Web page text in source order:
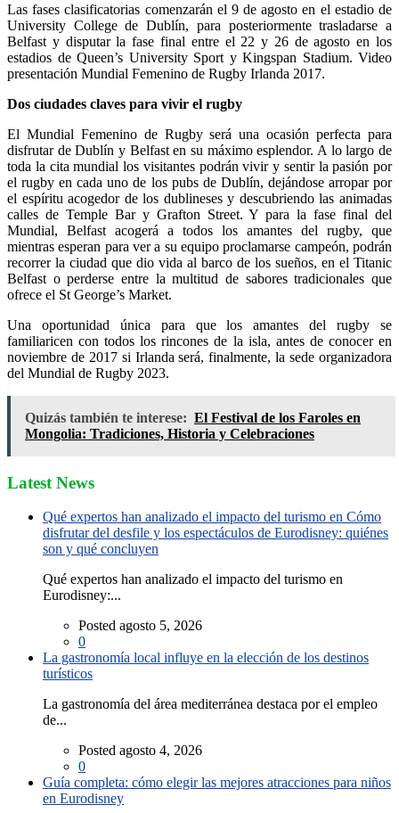
Las fases clasificatorias comenzarán el 9 de agosto en el estadio de
University College de Dublín, para posteriormente trasladarse a
Belfast y disputar la fase final entre el 22 y 26 de agosto en los
estadios de Queen’s University Sport y Kingspan Stadium. Video
presentación Mundial Femenino de Rugby Irlanda 2017.
Dos ciudades claves para vivir el rugby
El Mundial Femenino de Rugby será una ocasión perfecta para
disfrutar de Dublín y Belfast en su máximo esplendor. A lo largo de
toda la cita mundial los visitantes podrán vivir y sentir la pasión por
el rugby en cada uno de los pubs de Dublín, dejándose arropar por
el espíritu acogedor de los dublineses y descubriendo las animadas
calles de Temple Bar y Grafton Street. Y para la fase final del
Mundial, Belfast acogerá a todos los amantes del rugby, que
mientras esperan para ver a su equipo proclamarse campeón, podrán
recorrer la ciudad que dio vida al barco de los sueños, en el Titanic
Belfast o perderse entre la multitud de sabores tradicionales que
ofrece el St George’s Market.
Una oportunidad única para que los amantes del rugby se
familiaricen con todos los rincones de la isla, antes de conocer en
noviembre de 2017 si Irlanda será, finalmente, la sede organizadora
del Mundial de Rugby 2023.
Quizás también te interese: El Festival de los Faroles en
Mongolia: Tradiciones, Historia y Celebraciones
Latest News
Qué expertos han analizado el impacto del turismo en Cómo
disfrutar del desfile y los espectáculos de Eurodisney: quiénes
son y qué concluyen
Qué expertos han analizado el impacto del turismo en
Eurodisney:...
Posted agosto 5, 2026
0
La gastronomía local influye en la elección de los destinos
turísticos
La gastronomía del área mediterránea destaca por el empleo
de...
Posted agosto 4, 2026
0
Guía completa: cómo elegir las mejores atracciones para niños
en Eurodisney